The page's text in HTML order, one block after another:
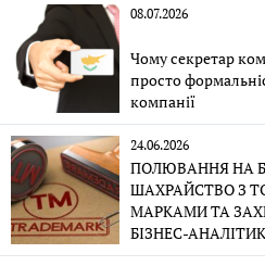
08.07.2026
Чому секретар
просто
компанії
24.06.2026
ПОЛЮВАННЯ НА
ШАХРАЙСТВО З
МАРКАМИ ТА
БІЗНЕС-
ПРАВОВА